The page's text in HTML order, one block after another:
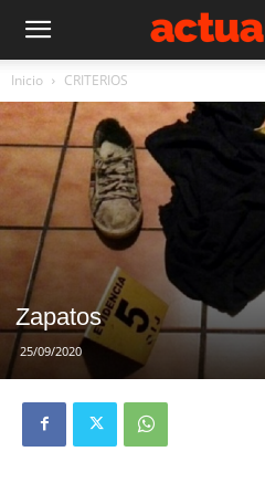
Inicio CRITERIOS
Zapatos
25/09/2020